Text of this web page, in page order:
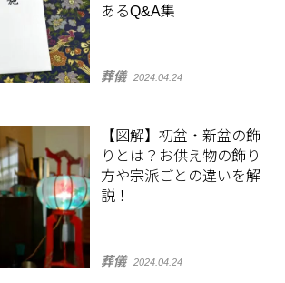
あるQ&A集
葬儀 2024.04.24
【図解】初盆・新盆の飾
りとは？お供え物の飾り
方や宗派ごとの違いを解
説！
葬儀 2024.04.24